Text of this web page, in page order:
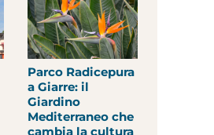
Parco Radicepura
a Giarre: il
Giardino
Mediterraneo che
cambia la cultura